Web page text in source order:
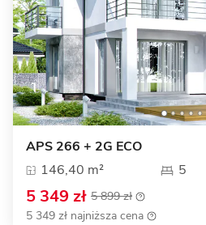
APS 266 + 2G ECO
146,40 m²
5
5 349 zł 5 899 zł
5 349 zł najniższa cena